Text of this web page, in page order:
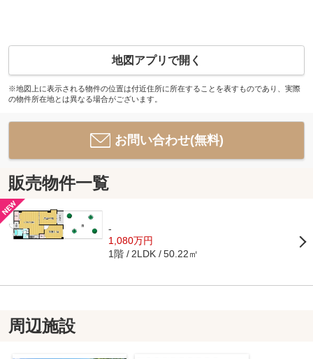
地図アプリで開く
※地図上に表示される物件の位置は付近住所に所在することを表すものであり、実際
の物件所在地とは異なる場合がございます。
お問い合わせ(無料)
販売物件一覧
-
1,080万円
1階 2LDK 50.22㎡
周辺施設